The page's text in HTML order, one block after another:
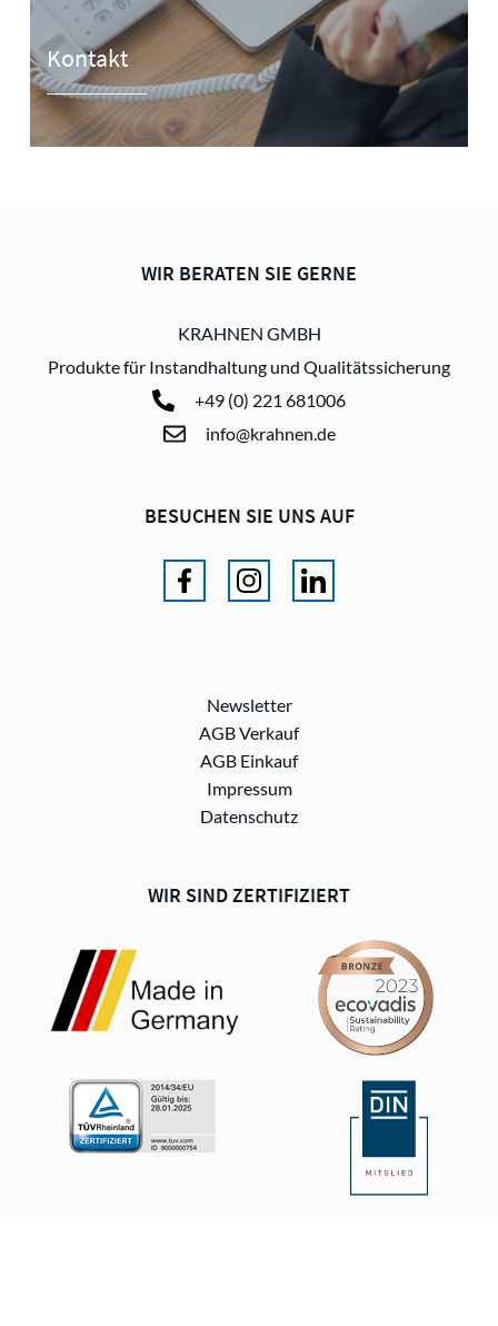
Kontakt
WIR BERATEN SIE GERNE
KRAHNEN GMBH
Produkte für Instandhaltung und Qualitätssicherung
+49 (0) 221 681006
info@krahnen.de
BESUCHEN SIE UNS AUF
Newsletter
AGB Verkauf
AGB Einkauf
Impressum
Datenschutz
WIR SIND ZERTIFIZIERT